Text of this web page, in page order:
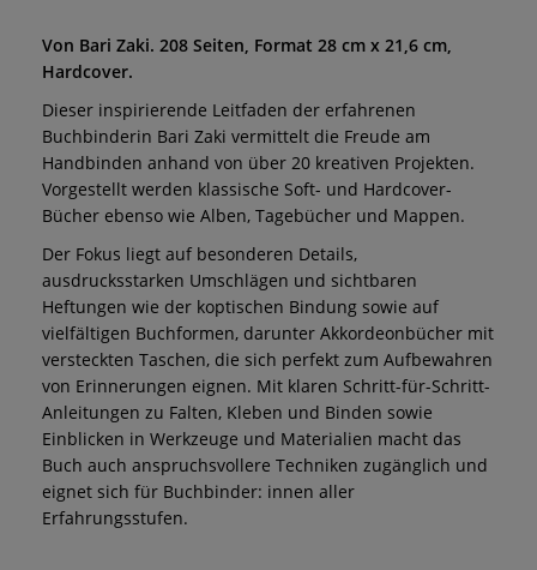
Von Bari Zaki. 208 Seiten, Format 28 cm x 21,6 cm,
Hardcover.
Dieser inspirierende Leitfaden der erfahrenen
Buchbinderin Bari Zaki vermittelt die Freude am
Handbinden anhand von über 20 kreativen Projekten.
Vorgestellt werden klassische Soft- und Hardcover-
Bücher ebenso wie Alben, Tagebücher und Mappen.
Der Fokus liegt auf besonderen Details,
ausdrucksstarken Umschlägen und sichtbaren
Heftungen wie der koptischen Bindung sowie auf
vielfältigen Buchformen, darunter Akkordeonbücher mit
versteckten Taschen, die sich perfekt zum Aufbewahren
von Erinnerungen eignen. Mit klaren Schritt-für-Schritt-
Anleitungen zu Falten, Kleben und Binden sowie
Einblicken in Werkzeuge und Materialien macht das
Buch auch anspruchsvollere Techniken zugänglich und
eignet sich für Buchbinder: innen aller
Erfahrungsstufen.